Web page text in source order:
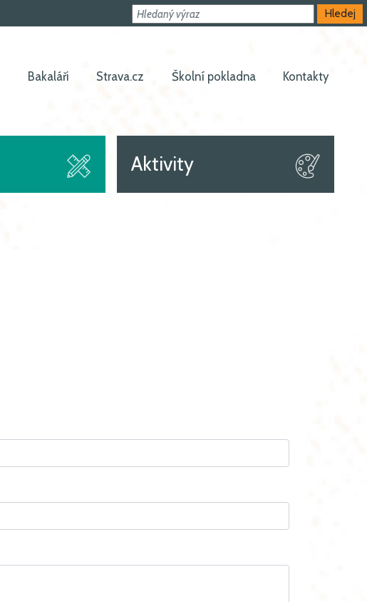
Hledat
Hledej
Bakaláři Strava.cz Školní pokladna Kontakty
Aktivity